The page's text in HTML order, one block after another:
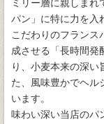
ミリー層に親しま
パン」に特に力を入
こだわりのフランス
成させる「長時間発
り、小麦本来の深い
た、風味豊かでヘル
います。
味わい深い当店のパ